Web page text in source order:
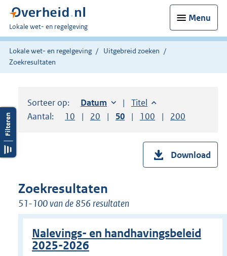
Menu
U
bent
hier:
Lokale wet- en regelgeving
Lokale wet- en regelgeving
Uitgebreid zoeken
Zoekresultaten
Sorteer op: Sorteer op:
Datum oplopendSorteer op:
Titel oplopend
Aantal:
Toon
10 resultaten per pagina
Toon
20 resultaten per pagina
Toon
50 resultaten per pagina
Toon
100 resultaten per
Toon
200
Download
Zoekresultaten
51-100 van de 856 resultaten
Nalevings- en handhavingsbeleid
2025-2026